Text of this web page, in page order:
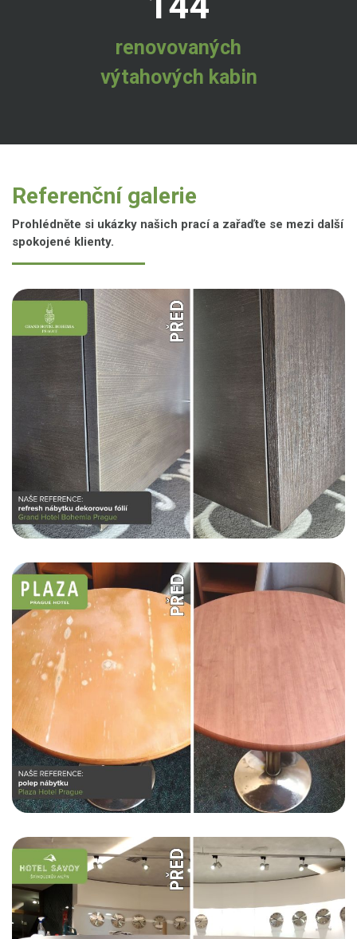
renovovaných
výtahových kabin
Referenční galerie
Prohlédněte si ukázky našich prací a zařaďte se mezi další
spokojené klienty.